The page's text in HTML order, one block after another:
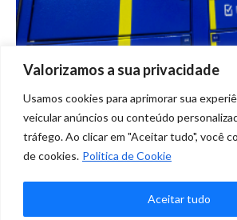
Valorizamos a sua privacidade
Usamos cookies para aprimorar sua
veicular anúncios ou conteúdo
tráfego. Ao clicar em "Aceitar tudo", você
de cookies. Politica de Cookie
Aceitar tudo
DHL Express utiliza
atender demanda do e-
Na Mídia Por Marketing Clique
julho
Deixe um comentário
DHL Express expande suas fronteiras
lockers para retirada de encomendas.